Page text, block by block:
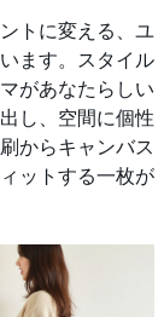
トに変える、ユ
ます。スタイル
があなたらしい
し、空間に個性
からキャンバス
ットする一枚が